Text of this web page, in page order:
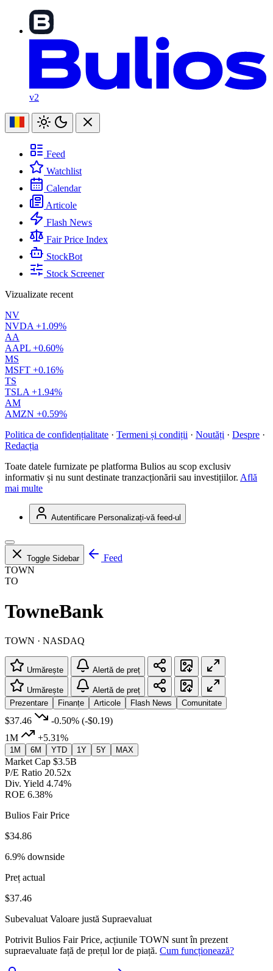
v2
Feed
Watchlist
Calendar
Articole
Flash News
Fair Price Index
StockBot
Stock Screener
Vizualizate recent
NV
NVDA +1.09%
AA
AAPL +0.60%
MS
MSFT +0.16%
TS
TSLA +1.94%
AM
AMZN +0.59%
Politica de confidențialitate · Termeni și condiții · Noutăți · Despre ·
Redacția
Toate datele furnizate pe platforma Bulios au scop exclusiv
informativ și nu sunt destinate tranzacționării sau investițiilor. Află
mai multe
Autentificare Personalizați-vă feed-ul
Toggle Sidebar
Feed
TOWN
TO
TowneBank
TOWN · NASDAQ
Urmărește Alertă de preț
Urmărește
Alertă de preț
Prezentare
Finanțe Articole Flash News Comunitate
$37.46 -0.50% (-$0.19)
1M
+5.31%
1M 6M YTD 1Y 5Y MAX
Market Cap $3.5B
P/E Ratio 20.52x
Div. Yield 4.74%
ROE 6.38%
Bulios Fair Price
$34.86
6.9% downside
Preț actual
$37.46
Subevaluat Valoare justă Supraevaluat
Potrivit Bulios Fair Price, acțiunile TOWN sunt în prezent
supraevaluate față de prețul lor de piață. Cum funcționează?